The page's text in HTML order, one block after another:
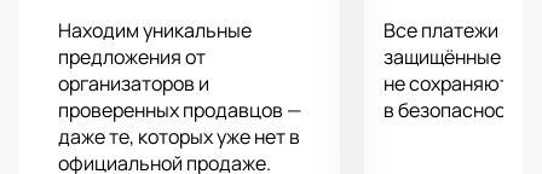
Находим уникальные
предложения от
организаторов и
проверенных продавцов —
даже те, которых уже нет в
официальной продаже.
Все платежи
защищённые
не сохраняются
в безопасности.